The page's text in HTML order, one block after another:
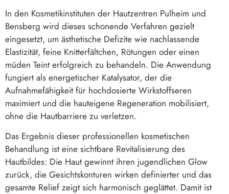
In den Kosmetikinstituten der Hautzentren Pulheim und
Bensberg wird dieses schonende Verfahren gezielt
eingesetzt, um ästhetische Defizite wie nachlassende
Elastizität, feine Knitterfältchen, Rötungen oder einen
müden Teint erfolgreich zu behandeln. Die Anwendung
fungiert als energetischer Katalysator, der die
Aufnahmefähigkeit für hochdosierte Wirkstoffseren
maximiert und die hauteigene Regeneration mobilisiert,
ohne die Hautbarriere zu verletzen.
Das Ergebnis dieser professionellen kosmetischen
Behandlung ist eine sichtbare Revitalisierung des
Hautbildes: Die Haut gewinnt ihren jugendlichen Glow
zurück, die Gesichtskonturen wirken definierter und das
gesamte Relief zeigt sich harmonisch geglättet. Damit ist